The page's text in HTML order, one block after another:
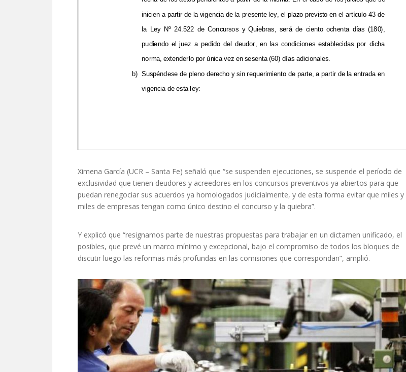
Ximena García (UCR – Santa Fe) señaló que “se suspenden ejecuciones, se suspende el período de
exclusividad que tienen deudores y acreedores en los concursos preventivos ya abiertos para que
puedan renegociar sus acuerdos ya homologados judicialmente, y de esta forma evitar que miles y
miles de empresas tengan como único destino el concurso y la quiebra”.
Y explicó que “resignamos parte de nuestras propuestas para trabajar en un dictamen unificado, el
posibles, que prevé un marco mínimo y excepcional, bajo el compromiso de todos los bloques de
discutir luego las reformas más profundas en las comisiones que correspondan”, amplió.